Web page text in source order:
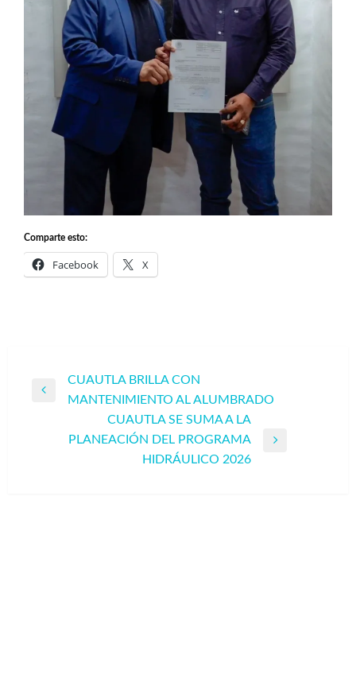
Comparte esto:
Facebook X
Navegación
Entrada
CUAUTLA BRILLA CON
MANTENIMIENTO AL ALUMBRADO
CUAUTLA SE SUMA A LA
PLANEACIÓN DEL PROGRAMA
HIDRÁULICO 2026